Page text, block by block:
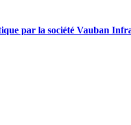
par la société Vauban